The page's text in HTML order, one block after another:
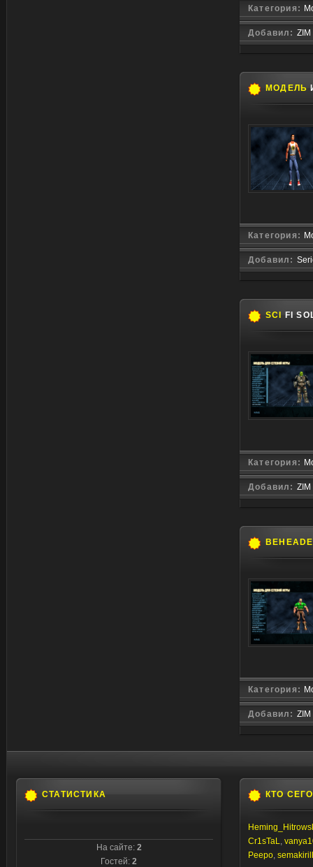
Категория:
Добавил: ZIM
МОДЕЛЬ
Категория:
Добавил:
SCI FI
Категория:
Добавил: ZIM
Категория:
Добавил: ZIM
СТАТИСТИКА
На сайте: 2
Гостей: 2
КТО
Cr1sTaL,
Peepo, semakirill